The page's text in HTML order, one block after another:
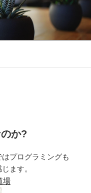
か?
プログラミングも
ます。
場